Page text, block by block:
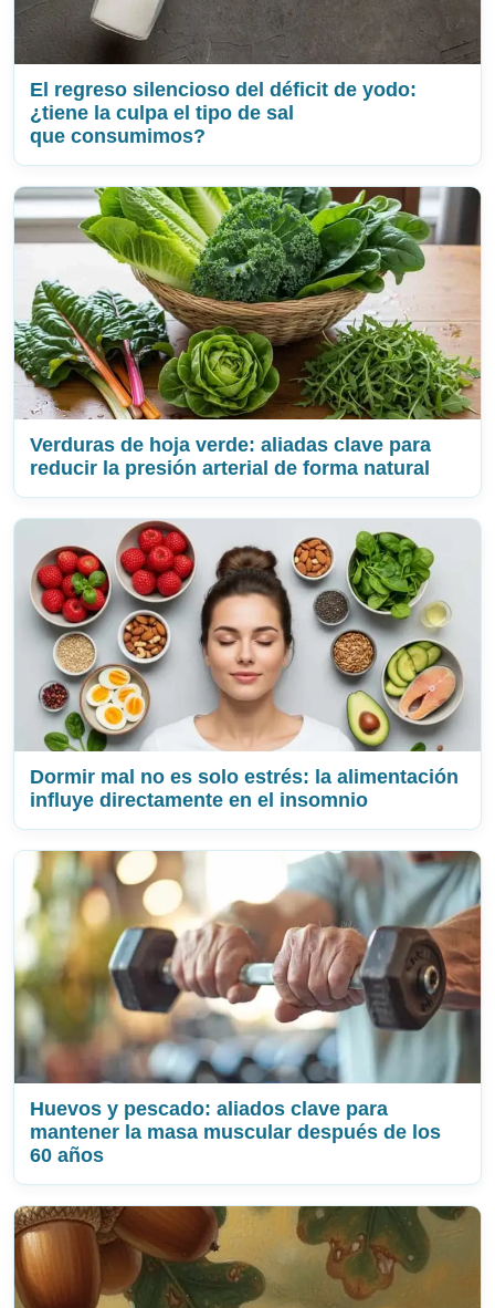
El regreso silencioso del déficit de yodo:
¿tiene la culpa el tipo de sal
que consumimos?
Verduras de hoja verde: aliadas clave para
reducir la presión arterial de forma natural
Dormir mal no es solo estrés: la alimentación
influye directamente en el insomnio
Huevos y pescado: aliados clave para
mantener la masa muscular después de los
60 años